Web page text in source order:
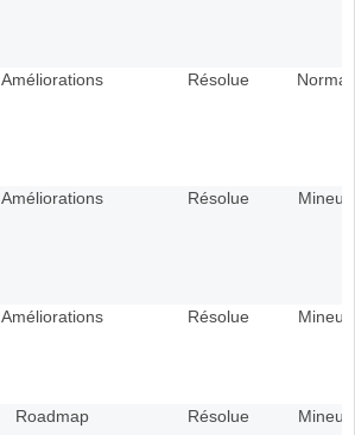
Améliorations Résolue Normal
Améliorations Résolue Mineur
Améliorations Résolue Mineur
Roadmap Résolue Mineur